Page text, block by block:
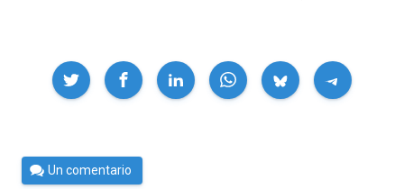
Compartir
Por Un comentario